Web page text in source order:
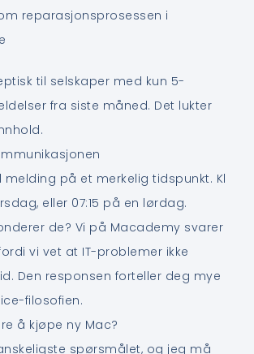
reparasjonsprosessen i
til selskaper med kun 5-
fra siste måned. Det lukter
melding på et merkelig tidspunkt. Kl
eller 07:15 på en lørdag.
de? Vi på Macademy svarer
vi vet at IT-problemer ikke
Den responsen forteller deg mye
filosofien.
å kjøpe ny Mac?
spørsmålet, og jeg må